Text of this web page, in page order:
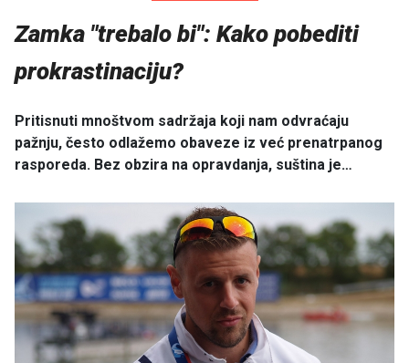
Zamka "trebalo bi": Kako pobediti
prokrastinaciju?
Pritisnuti mnoštvom sadržaja koji nam odvraćaju
pažnju, često odlažemo obaveze iz već prenatrpanog
rasporeda. Bez obzira na opravdanja, suština je…